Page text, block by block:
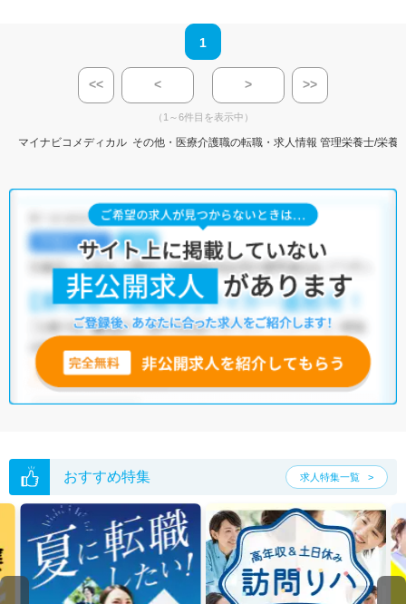
1
<< < > >>
（1～6件目を表示中）
マイナビコメディカル その他・医療介護職の転職・求人情報 管理栄養士/栄養
おすすめ特集 求人特集一覧